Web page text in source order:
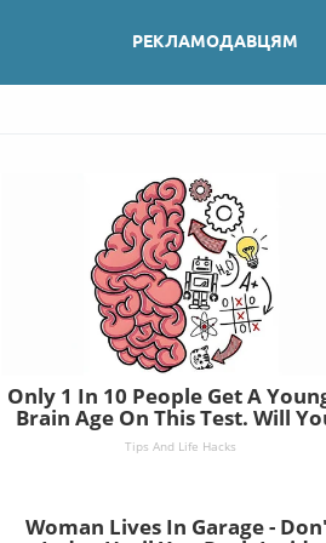
РЕКЛАМОДАВЦЯМ